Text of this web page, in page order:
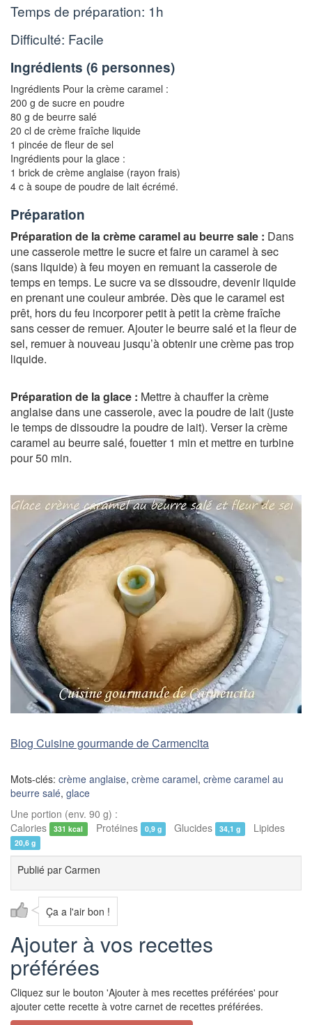
Temps de préparation: 1h
Difficulté: Facile
Ingrédients (6 personnes)
Ingrédients Pour la crème caramel :
200 g de sucre en poudre
80 g de beurre salé
20 cl de crème fraîche liquide
1 pincée de fleur de sel
Ingrédients pour la glace :
1 brick de crème anglaise (rayon frais)
4 c à soupe de poudre de lait écrémé.
Préparation
Préparation de la crème caramel au beurre sale : Dans
une casserole mettre le sucre et faire un caramel à sec
(sans liquide) à feu moyen en remuant la casserole de
temps en temps. Le sucre va se dissoudre, devenir liquide
en prenant une couleur ambrée. Dès que le caramel est
prêt, hors du feu incorporer petit à petit la crème fraîche
sans cesser de remuer. Ajouter le beurre salé et la fleur de
sel, remuer à nouveau jusqu’à obtenir une crème pas trop
liquide.
Préparation de la glace : Mettre à chauffer la crème
anglaise dans une casserole, avec la poudre de lait (juste
le temps de dissoudre la poudre de lait). Verser la crème
caramel au beurre salé, fouetter 1 min et mettre en turbine
pour 50 min.
Blog Cuisine gourmande de Carmencita
Mots-clés: crème anglaise, crème caramel, crème caramel au
beurre salé, glace
Une portion (env. 90 g) :
Calories
331 kcal Protéines 0,9 g Glucides 34,1 g Lipides
20,6 g
Publié par Carmen
Ça a l'air bon !
Ajouter à vos recettes
préférées
Cliquez sur le bouton 'Ajouter à mes recettes préférées' pour
ajouter cette recette à votre carnet de recettes préférées.